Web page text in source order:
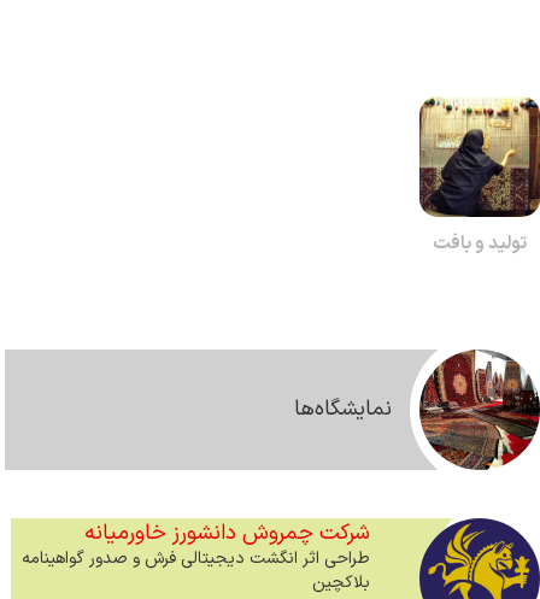
تولید و بافت
نمایشگاه‌ها
شرکت چمروش دانشورز خاورمیانه
طراحی اثر انگشت دیجیتالی فرش و صدور گواهینامه
بلاکچین